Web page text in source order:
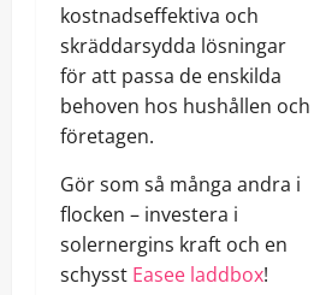
kostnadseffektiva och
skräddarsydda lösningar
för att passa de enskilda
behoven hos hushållen och
företagen.
Gör som så många andra i
flocken – investera i
solernergins kraft och en
schysst Easee laddbox!